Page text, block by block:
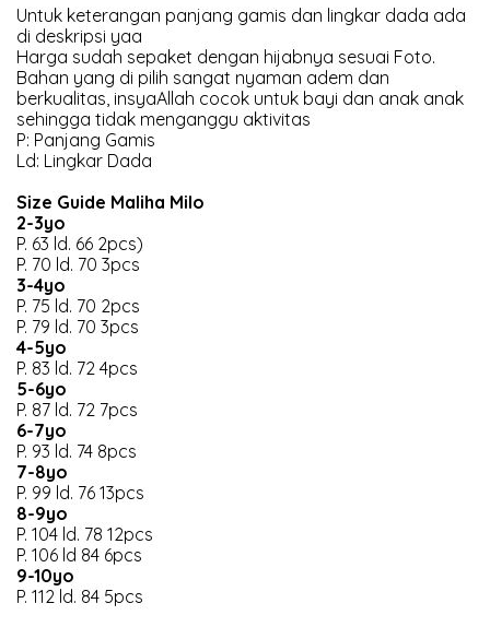
Untuk keterangan panjang gamis dan lingkar dada ada
di deskripsi yaa
Harga sudah sepaket dengan hijabnya sesuai Foto.
Bahan yang di pilih sangat nyaman adem dan
berkualitas, insyaAllah cocok untuk bayi dan anak anak
sehingga tidak menganggu aktivitas
P: Panjang Gamis
Ld: Lingkar Dada
Size Guide Maliha Milo
2-3yo
P. 63 ld. 66 2pcs)
P. 70 ld. 70 3pcs
3-4yo
P. 75 ld. 70 2pcs
P. 79 ld. 70 3pcs
4-5yo
P. 83 ld. 72 4pcs
5-6yo
P. 87 ld. 72 7pcs
6-7yo
P. 93 ld. 74 8pcs
7-8yo
P. 99 ld. 76 13pcs
8-9yo
P. 104 ld. 78 12pcs
P. 106 ld 84 6pcs
9-10yo
P. 112 ld. 84 5pcs